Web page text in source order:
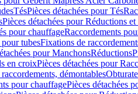
TésPièces détachées pour Tés
Pièces détachées pour Réductions
pour chauffageRaccordements
tubesFixations de
pour ManchonsRéductions
en croixPièces détachées pour
démontables
pour chauffagePièces détachées